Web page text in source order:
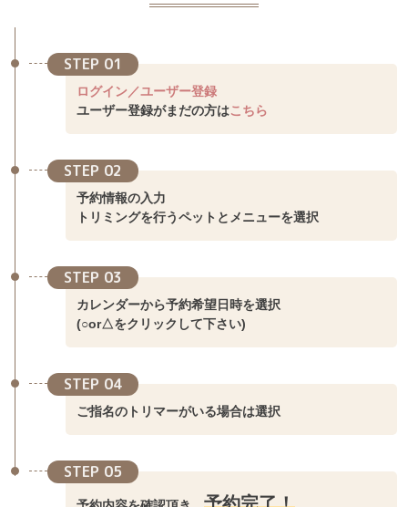
STEP 01
ログイン／ユーザー登録
ユーザー登録がまだの方はこちら
STEP 02
予約情報の入力
トリミングを行うペットとメニューを選択
STEP 03
カレンダーから予約希望日時を選択
(○or△をクリックして下さい)
STEP 04
ご指名のトリマーがいる場合は選択
STEP 05